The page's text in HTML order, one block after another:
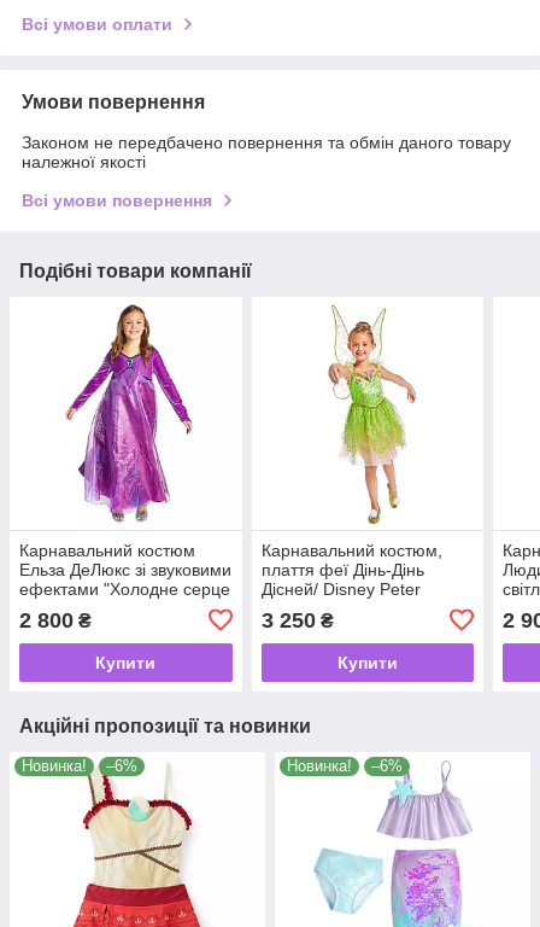
Всі умови оплати
Умови повернення
Законом не передбачено повернення та обмін даного товару
належної якості
Всі умови повернення
Подібні товари компанії
Карнавальний костюм
Ельза ДеЛюкс зі звуковими
ефектами "Холодне серце
2 800 ₴
Купити
Карнавальний костюм,
плаття феї Дінь-Дінь
Дісней/ Disney Peter
3 250₴
Купити
2
Акційні пропозиції та новинки
Новинка! –6% Новинка! –6%